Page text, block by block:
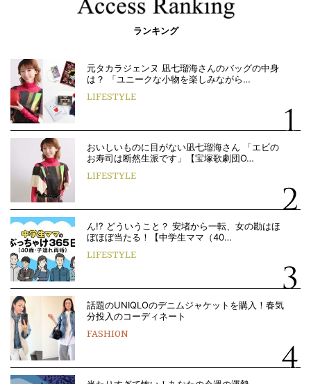
ランキング
元タカラジェンヌ 凪七瑠海さんのバッグの中身
は？ 「ユニークな小物を楽しみながら…
LIFESTYLE
おいしいものに目がない凪七瑠海さん 「エビの
お寿司は断然生派です」【宝塚歌劇団O…
LIFESTYLE
ん!? どういうこと？ 安堵から一転、女の勘はほ
ぼほぼ当たる！【中学生ママ（40…
LIFESTYLE
話題のUNIQLOのデニムジャケットを購入！春気
分投入のコーディネート
FASHION